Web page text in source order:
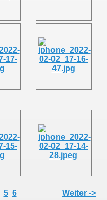
5 6 Weiter ->